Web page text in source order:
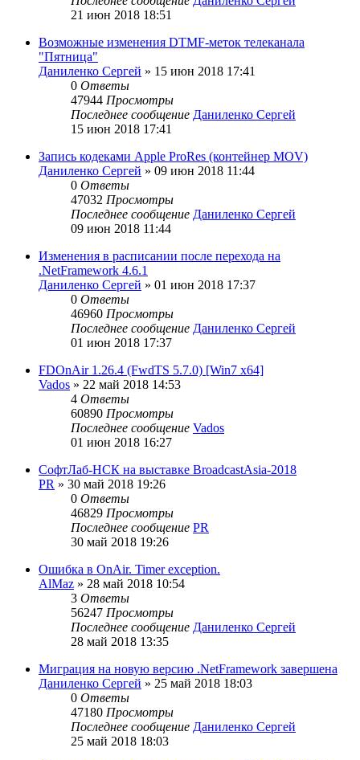
21 июн 2018 18:51
Возможные изменения DTMF-меток телеканала
"Пятница"
Даниленко Сергей » 15 июн 2018 17:41
0 Ответы
47944 Просмотры
Последнее сообщение Даниленко Сергей
15 июн 2018 17:41
Запись кодеками Apple ProRes (контейнер MOV)
Даниленко Сергей » 09 июн 2018 11:44
0 Ответы
47032 Просмотры
Последнее сообщение Даниленко Сергей
09 июн 2018 11:44
Изменения в расписании после перехода на
.NetFramework 4.6.1
Даниленко Сергей » 01 июн 2018 17:37
0 Ответы
46960 Просмотры
Последнее сообщение Даниленко Сергей
01 июн 2018 17:37
FDOnAir 1.26.4 (FwdTS 5.7.0) [Win7 x64]
Vados » 22 май 2018 14:53
4 Ответы
60890 Просмотры
Последнее сообщение Vados
01 июн 2018 16:27
СофтЛаб-НСК на выставке BroadcastAsia-2018
PR » 30 май 2018 19:26
0 Ответы
46829 Просмотры
Последнее сообщение PR
30 май 2018 19:26
Ошибка в OnAir. Timer exception.
AlMaz » 28 май 2018 10:54
3 Ответы
56247 Просмотры
Последнее сообщение Даниленко Сергей
28 май 2018 13:35
Миграция на новую версию .NetFramework завершена
Даниленко Сергей » 25 май 2018 18:03
0 Ответы
47180 Просмотры
Последнее сообщение Даниленко Сергей
25 май 2018 18:03